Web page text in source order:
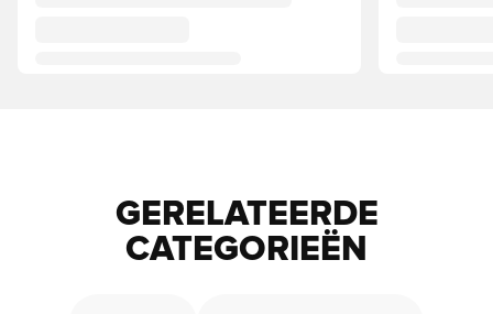
GERELATEERDE
CATEGORIEËN